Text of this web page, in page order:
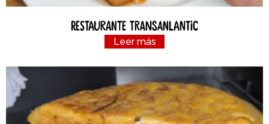
Restaurante Transanlantic
Leer más